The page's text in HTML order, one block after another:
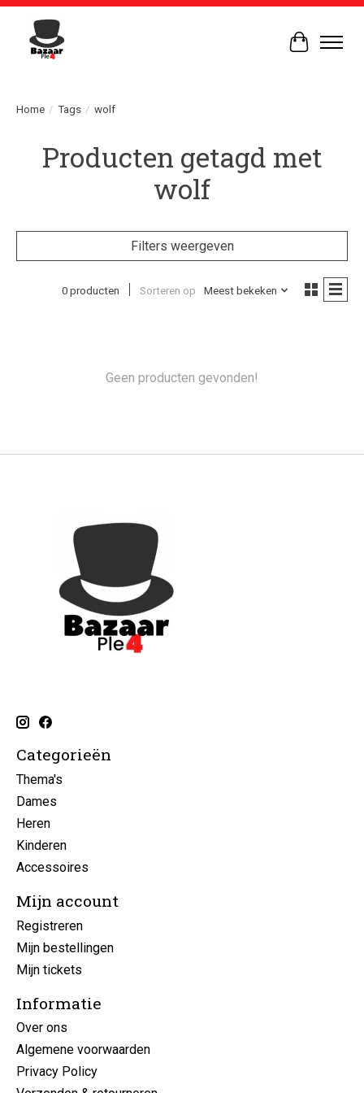
Home / Tags / wolf
Producten getagd met
wolf
Filters weergeven
0 producten Sorteren op Meest bekeken
Geen producten gevonden!
Categorieën
Thema's
Dames
Heren
Kinderen
Accessoires
Mijn account
Registreren
Mijn bestellingen
Mijn tickets
Informatie
Over ons
Algemene voorwaarden
Privacy Policy